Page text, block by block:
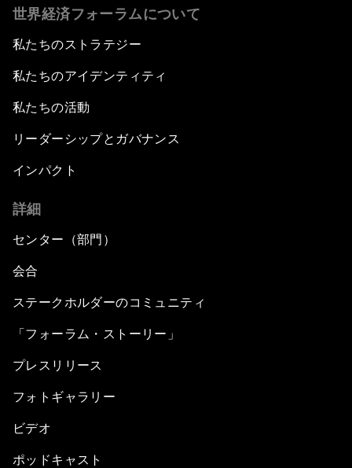
世界経済フォーラムについて
私たちのストラテジー
私たちのアイデンティティ
私たちの活動
リーダーシップとガバナンス
インパクト
詳細
センター（部門）
会合
ステークホルダーのコミュニティ
「フォーラム・ストーリー」
プレスリリース
フォトギャラリー
ビデオ
ポッドキャスト